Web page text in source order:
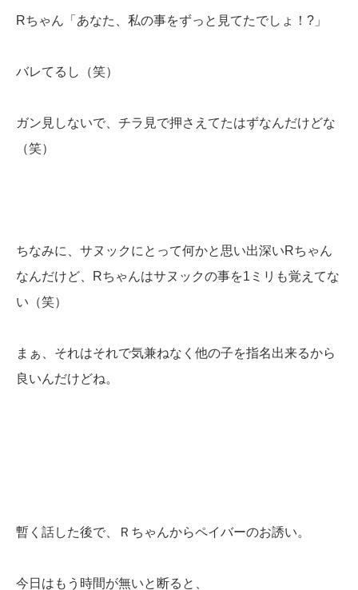
Rちゃん「あなた、私の事をずっと見てたでしょ！?」
バレてるし（笑）
ガン見しないで、チラ見で押さえてたはずなんだけどな
（笑）
ちなみに、サヌックにとって何かと思い出深いRちゃん
なんだけど、Rちゃんはサヌックの事を1ミリも覚えてな
い（笑）
まぁ、それはそれで気兼ねなく他の子を指名出来るから
良いんだけどね。
暫く話した後で、Ｒちゃんからペイバーのお誘い。
今日はもう時間が無いと断ると、